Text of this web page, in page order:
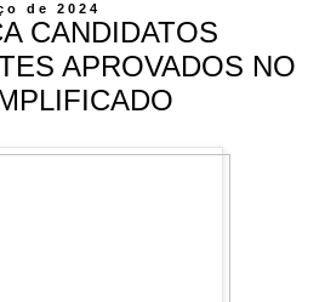
de 2024
CANDIDATOS
APROVADOS NO